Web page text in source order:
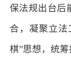
保法规出台后
合，凝聚立法
棋”思想，统